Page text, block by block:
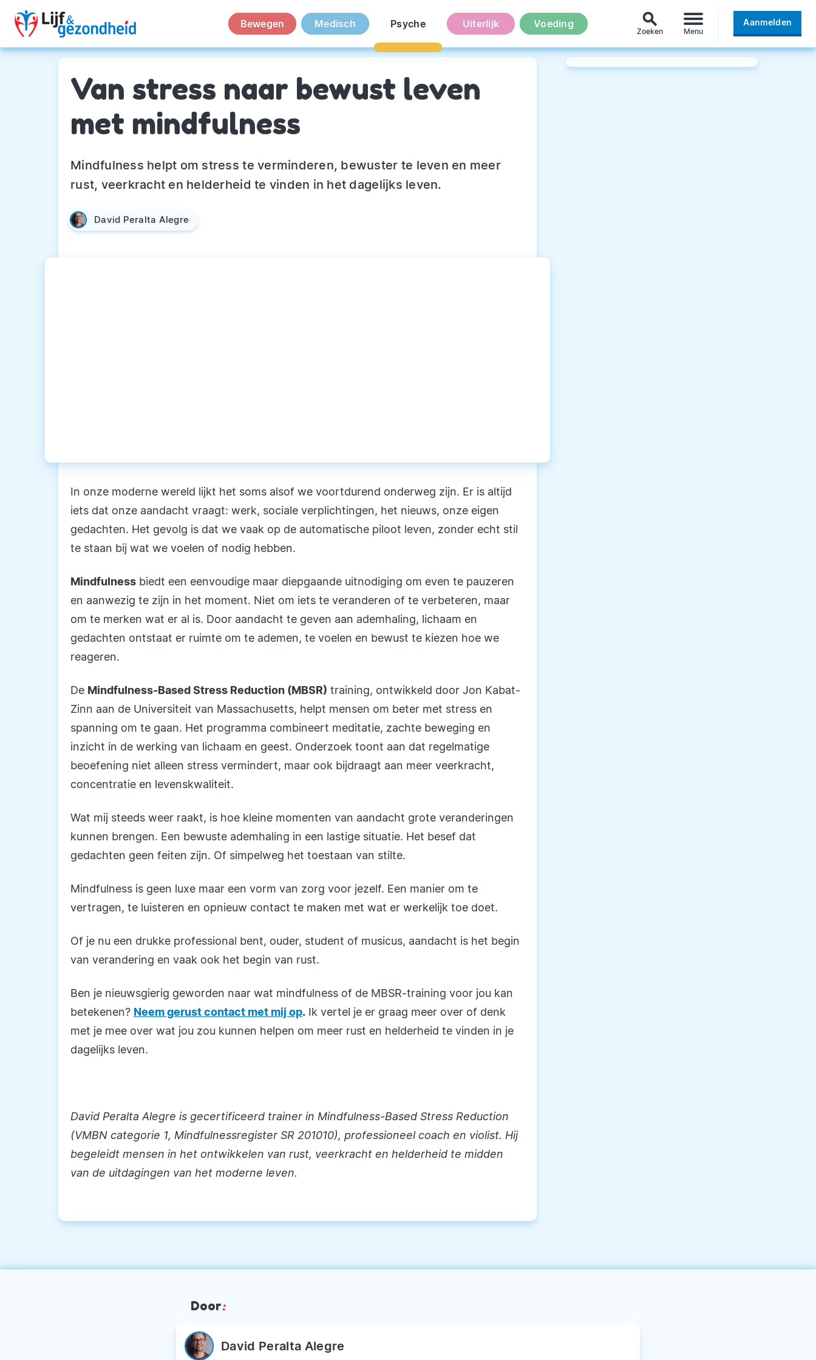
Bewegen Medisch Psyche Uiterlijk Voeding search
Zoeken Menu
Aanmelden
Van stress naar bewust leven
met mindfulness
Mindfulness helpt om stress te verminderen, bewuster te leven en meer
rust, veerkracht en helderheid te vinden in het dagelijks leven.
David Peralta Alegre
In onze moderne wereld lijkt het soms alsof we voortdurend onderweg zijn. Er is altijd
iets dat onze aandacht vraagt: werk, sociale verplichtingen, het nieuws, onze eigen
gedachten. Het gevolg is dat we vaak op de automatische piloot leven, zonder echt stil
te staan bij wat we voelen of nodig hebben.
Mindfulness biedt een eenvoudige maar diepgaande uitnodiging om even te pauzeren
en aanwezig te zijn in het moment. Niet om iets te veranderen of te verbeteren, maar
om te merken wat er al is. Door aandacht te geven aan ademhaling, lichaam en
gedachten ontstaat er ruimte om te ademen, te voelen en bewust te kiezen hoe we
reageren.
De Mindfulness-Based Stress Reduction (MBSR) training, ontwikkeld door Jon Kabat-
Zinn aan de Universiteit van Massachusetts, helpt mensen om beter met stress en
spanning om te gaan. Het programma combineert meditatie, zachte beweging en
inzicht in de werking van lichaam en geest. Onderzoek toont aan dat regelmatige
beoefening niet alleen stress vermindert, maar ook bijdraagt aan meer veerkracht,
concentratie en levenskwaliteit.
Wat mij steeds weer raakt, is hoe kleine momenten van aandacht grote veranderingen
kunnen brengen. Een bewuste ademhaling in een lastige situatie. Het besef dat
gedachten geen feiten zijn. Of simpelweg het toestaan van stilte.
Mindfulness is geen luxe maar een vorm van zorg voor jezelf. Een manier om te
vertragen, te luisteren en opnieuw contact te maken met wat er werkelijk toe doet.
Of je nu een drukke professional bent, ouder, student of musicus, aandacht is het begin
van verandering en vaak ook het begin van rust.
Ben je nieuwsgierig geworden naar wat mindfulness of de MBSR-training voor jou kan
betekenen? Neem gerust contact met mij op. Ik vertel je er graag meer over of denk
met je mee over wat jou zou kunnen helpen om meer rust en helderheid te vinden in je
dagelijks leven.
David Peralta Alegre is gecertificeerd trainer in Mindfulness-Based Stress Reduction
(VMBN categorie 1, Mindfulnessregister SR 201010), professioneel coach en violist. Hij
begeleidt mensen in het ontwikkelen van rust, veerkracht en helderheid te midden
van de uitdagingen van het moderne leven.
Door:
David Peralta Alegre